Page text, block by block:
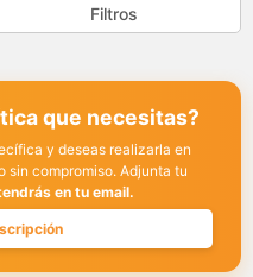
Filtros
que necesitas?
y deseas realizarla en
sin compromiso. Adjunta tu
en tu email.